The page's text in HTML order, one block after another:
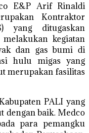
E&P Arif Rinaldi
Kontraktor
yang ditugaskan
kegiatan
dan gas bumi di
hulu migas yang
merupakan fasilitas
PALI yang
dengan baik. Medco
para pemangku